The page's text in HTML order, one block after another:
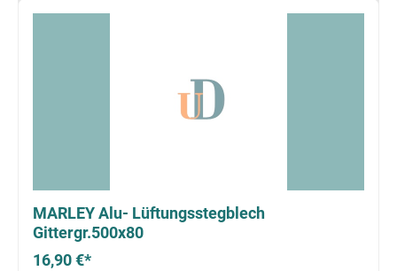
MARLEY Alu- Lüftungsstegblech
Gittergr.500x80
16,90 €*